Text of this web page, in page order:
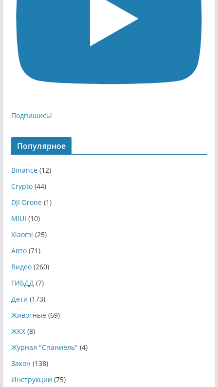
Подпишись!
Популярное
Binance(12)
Crypto(44)
DJI Drone(1)
MIUI (10)
Xiaomi (25)
Авто(71)
Видео(260)
ГИБДД(7)
Дети (173)
Животные(69)
ЖКХ(8)
Журнал "Спаниель" (4)
Закон (138)
Инструкции (75)